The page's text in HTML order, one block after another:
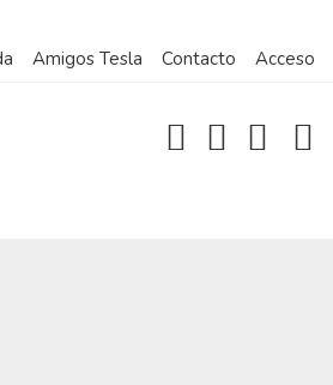
Amigos Tesla Contacto Acceso